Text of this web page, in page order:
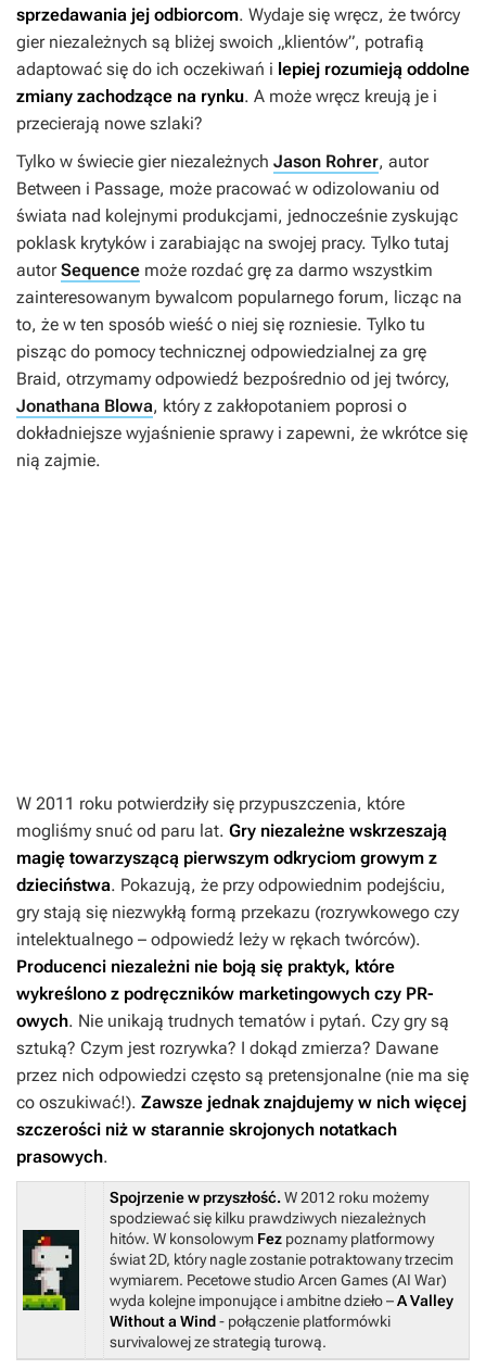
sprzedawania jej odbiorcom. Wydaje się wręcz, że twórcy
gier niezależnych są bliżej swoich „klientów”, potrafią
adaptować się do ich oczekiwań i lepiej rozumieją oddolne
zmiany zachodzące na rynku. A może wręcz kreują je i
przecierają nowe szlaki?
Tylko w świecie gier niezależnych Jason Rohrer, autor
Between i Passage, może pracować w odizolowaniu od
świata nad kolejnymi produkcjami, jednocześnie zyskując
poklask krytyków i zarabiając na swojej pracy. Tylko tutaj
autorSequence może rozdać grę za darmo wszystkim
zainteresowanym bywalcom popularnego forum, licząc na
to, że w ten sposób wieść o niej się rozniesie. Tylko tu
pisząc do pomocy technicznej odpowiedzialnej za grę
Braid, otrzymamy odpowiedź bezpośrednio od jej twórcy,
Jonathana Blowa, który z zakłopotaniem poprosi o
dokładniejsze wyjaśnienie sprawy i zapewni, że wkrótce się
nią zajmie.
W 2011 roku potwierdziły się przypuszczenia, które
mogliśmy snuć od paru lat. Gry niezależne wskrzeszają
magię towarzyszącą pierwszym odkryciom growym z
dzieciństwa. Pokazują, że przy odpowiednim podejściu,
gry stają się niezwykłą formą przekazu (rozrywkowego czy
intelektualnego – odpowiedź leży w rękach twórców).
Producenci niezależni nie boją się praktyk, które
wykreślono z podręczników marketingowych czy PR-
owych. Nie unikają trudnych tematów i pytań. Czy gry są
sztuką? Czym jest rozrywka? I dokąd zmierza? Dawane
przez nich odpowiedzi często są pretensjonalne (nie ma się
co oszukiwać!). Zawsze jednak znajdujemy w nich więcej
szczerości niż w starannie skrojonych notatkach
prasowych.
Spojrzenie w przyszłość.W 2012 roku możemy
spodziewać się kilku prawdziwych niezależnych
hitów. W konsolowym Fez poznamy platformowy
świat 2D, który nagle zostanie potraktowany trzecim
wymiarem. Pecetowe studio Arcen Games (AI War)
wyda kolejne imponujące i ambitne dzieło –A Valley
Without a Wind- połączenie platformówki
survivalowej ze strategią turową.